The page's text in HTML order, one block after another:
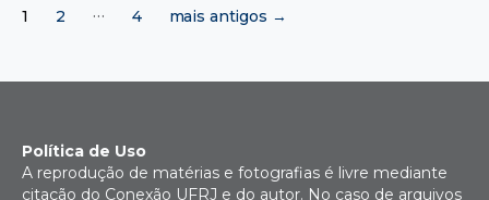
de
1 2 … 4 mais antigos →
Política de Uso
A reprodução de matérias e fotografias é livre mediante
citação do Conexão UFRJ e do autor. No caso de arquivos